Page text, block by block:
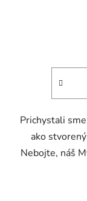
Prichystali
ako
Nebojte, náš